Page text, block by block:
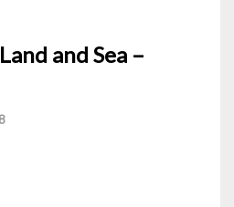
and Sea –